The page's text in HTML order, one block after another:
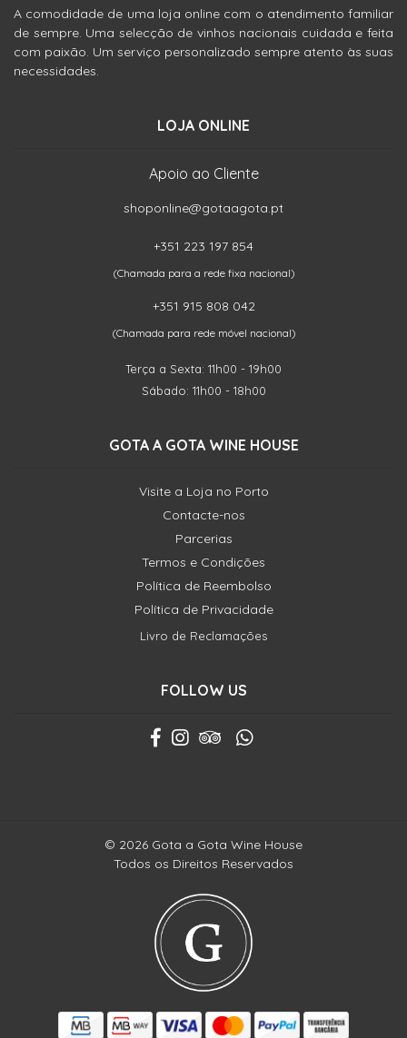
A comodidade de uma loja online com o atendimento familiar
de sempre. Uma selecção de vinhos nacionais cuidada e feita
com paixão. Um serviço personalizado sempre atento às suas
necessidades.
LOJA ONLINE
Apoio ao Cliente
shoponline@gotaagota.pt
+351 223 197 854
(Chamada para a rede fixa nacional)
+351 915 808 042
(Chamada para rede móvel nacional)
Terça a Sexta: 11h00 - 19h00
Sábado: 11h00 - 18h00
GOTA A GOTA WINE HOUSE
Visite a Loja no Porto
Contacte-nos
Parcerias
Termos e Condições
Política de Reembolso
Política de Privacidade
Livro de Reclamações
FOLLOW US
© 2026 Gota a Gota Wine House
Todos os Direitos Reservados